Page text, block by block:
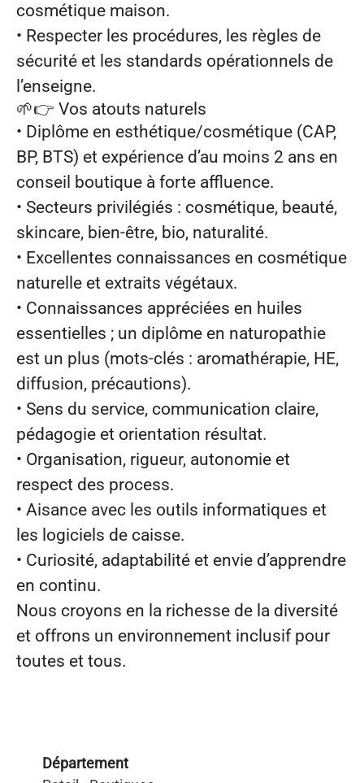
cosmétique maison.
• Respecter les procédures, les règles de
sécurité et les standards opérationnels de
l’enseigne.
🌱👉 Vos atouts naturels
• Diplôme en esthétique/cosmétique (CAP,
BP, BTS) et expérience d’au moins 2 ans en
conseil boutique à forte affluence.
• Secteurs privilégiés : cosmétique, beauté,
skincare, bien‑être, bio, naturalité.
• Excellentes connaissances en cosmétique
naturelle et extraits végétaux.
• Connaissances appréciées en huiles
essentielles ; un diplôme en naturopathie
est un plus (mots‑clés : aromathérapie, HE,
diffusion, précautions).
• Sens du service, communication claire,
pédagogie et orientation résultat.
• Organisation, rigueur, autonomie et
respect des process.
• Aisance avec les outils informatiques et
les logiciels de caisse.
• Curiosité, adaptabilité et envie d’apprendre
en continu.
Nous croyons en la richesse de la diversité
et offrons un environnement inclusif pour
toutes et tous.
Département